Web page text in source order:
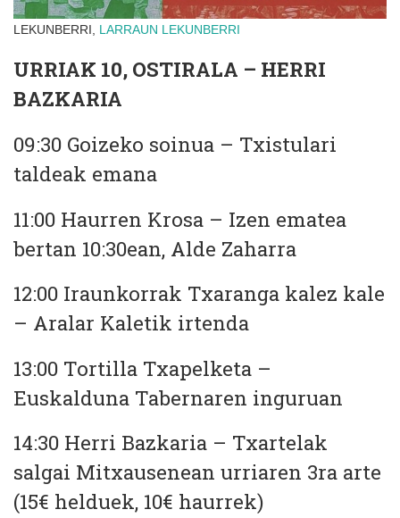
LEKUNBERRI, LARRAUN LEKUNBERRI
URRIAK 10, OSTIRALA – HERRI
BAZKARIA
09:30 Goizeko soinua – Txistulari
taldeak emana
11:00 Haurren Krosa – Izen ematea
bertan 10:30ean, Alde Zaharra
12:00 Iraunkorrak Txaranga kalez kale
– Aralar Kaletik irtenda
13:00 Tortilla Txapelketa –
Euskalduna Tabernaren inguruan
14:30 Herri Bazkaria – Txartelak
salgai Mitxausenean urriaren 3ra arte
(15€ helduek, 10€ haurrek)